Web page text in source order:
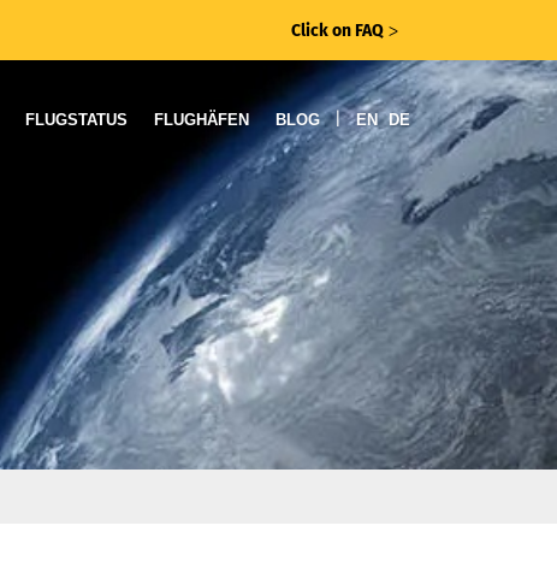
Click on FAQ ᐳ
FLUGSTATUS FLUGHÄFEN BLOG | EN DE